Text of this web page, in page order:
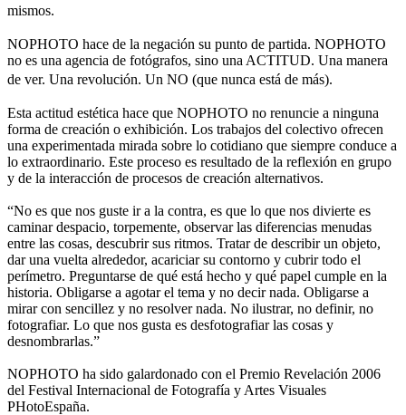
mismos.
NOPHOTO hace de la negación su punto de partida. NOPHOTO
no es una agencia de fotógrafos, sino una ACTITUD. Una manera
de ver. Una revolución. Un NO (que nunca está de más).
Esta actitud estética hace que NOPHOTO no renuncie a ninguna
forma de creación o exhibición. Los trabajos del colectivo ofrecen
una experimentada mirada sobre lo cotidiano que siempre conduce a
lo extraordinario. Este proceso es resultado de la reflexión en grupo
y de la interacción de procesos de creación alternativos.
“No es que nos guste ir a la contra, es que lo que nos divierte es
caminar despacio, torpemente, observar las diferencias menudas
entre las cosas, descubrir sus ritmos. Tratar de describir un objeto,
dar una vuelta alrededor, acariciar su contorno y cubrir todo el
perímetro. Preguntarse de qué está hecho y qué papel cumple en la
historia. Obligarse a agotar el tema y no decir nada. Obligarse a
mirar con sencillez y no resolver nada. No ilustrar, no definir, no
fotografiar. Lo que nos gusta es desfotografiar las cosas y
desnombrarlas.”
NOPHOTO ha sido galardonado con el Premio Revelación 2006
del Festival Internacional de Fotografía y Artes Visuales
PHotoEspaña.